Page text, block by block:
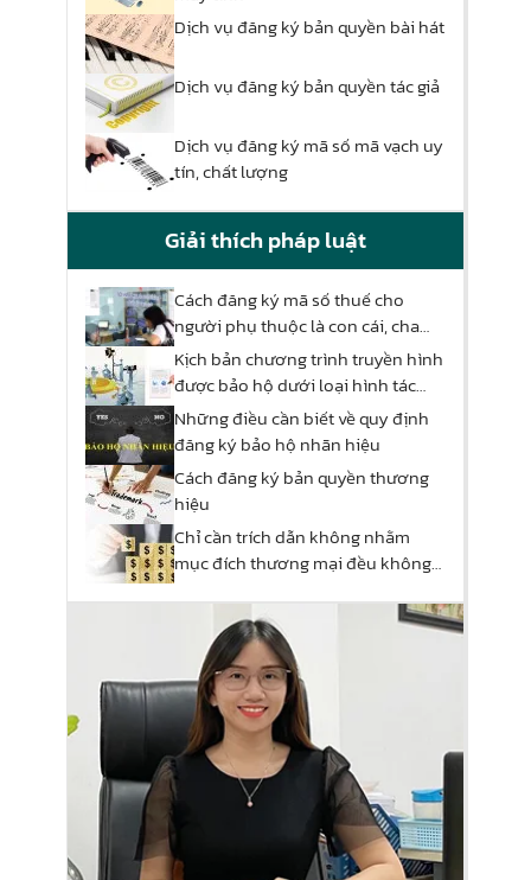
Dịch vụ đăng ký bản quyền bài hát
Dịch vụ đăng ký bản quyền tác giả
Dịch vụ đăng ký mã số mã vạch uy
tín, chất lượng
Giải thích pháp luật
Cách đăng ký mã số thuế cho
người phụ thuộc là con cái, cha
mẹ
Kịch bản chương trình truyền hình
được bảo hộ dưới loại hình tác
phẩm nào?
Những điều cần biết về quy định
đăng ký bảo hộ nhãn hiệu
Cách đăng ký bản quyền thương
hiệu
Chỉ cần trích dẫn không nhằm
mục đích thương mại đều không